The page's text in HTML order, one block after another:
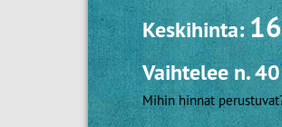
Keskihinta:
Vaihtelee n.
Mihin hinnat